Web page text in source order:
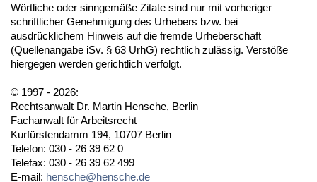
Wörtliche oder sinngemäße Zitate sind nur mit vorheriger
schriftlicher Genehmigung des Urhebers bzw. bei
ausdrücklichem Hinweis auf die fremde Urheberschaft
(Quellenangabe iSv. § 63 UrhG) rechtlich zulässig. Verstöße
hiergegen werden gerichtlich verfolgt.
© 1997 - 2026:
Rechtsanwalt Dr. Martin Hensche, Berlin
Fachanwalt für Arbeitsrecht
Kurfürstendamm 194, 10707 Berlin
Telefon: 030 - 26 39 62 0
Telefax: 030 - 26 39 62 499
E-mail: hensche@hensche.de